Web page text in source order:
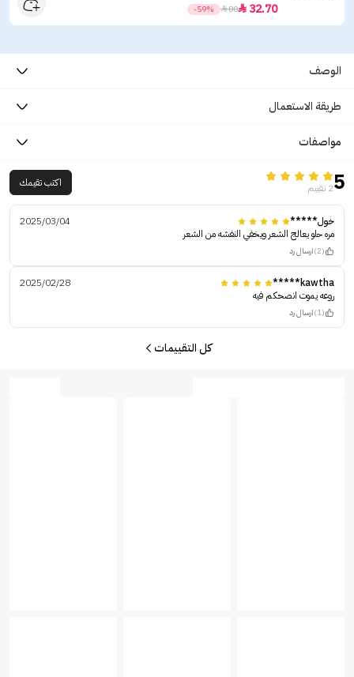
32.70

80

-59%
الوصف
طريقة الاستعمال
مواصفات
52 تقييم اكتب تقيمك
خول*****
2025/03/04
مره حلو يعالج الشعر ويخفي النفشه من الشعر
(2) ارسال رد
kawtha*****
2025/02/28
روعه يموت انصحكم فيه
(1) ارسال رد
كل التقييمات